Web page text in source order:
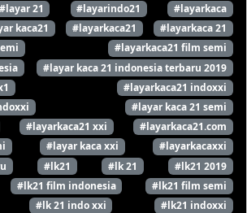
#layar 21 #layarindo21
#layarkaca
kaca21 #layarkaca21
#layarkaca 21
#layarkaca21 film semi
#layar kaca 21 indonesia terbaru 2019
#layarkaca21 indoxxi
#layar kaca 21 semi
#layarkaca21 xxi
#layarkaca21.com
#layar kaca xxi
#layarkacaxxi
#lk21 #lk 21
#lk21 2019
#lk21 film indonesia
#lk21 film semi
#lk 21 indo xxi
#lk21 indoxxi